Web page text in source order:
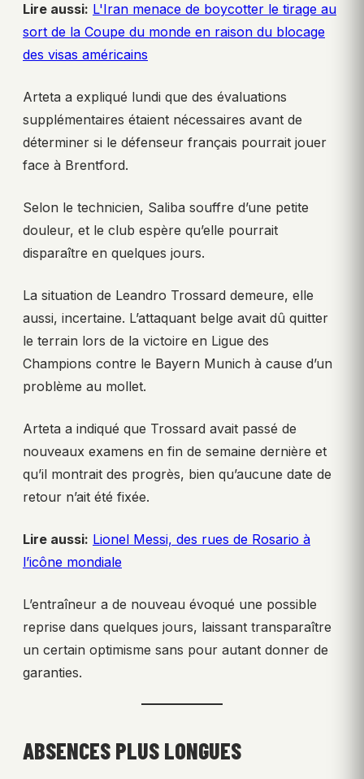
Lire aussi: L'Iran menace de boycotter le tirage au
sort de la Coupe du monde en raison du blocage
des visas américains
Arteta a expliqué lundi que des évaluations
supplémentaires étaient nécessaires avant de
déterminer si le défenseur français pourrait jouer
face à Brentford.
Selon le technicien, Saliba souffre d’une petite
douleur, et le club espère qu’elle pourrait
disparaître en quelques jours.
La situation de Leandro Trossard demeure, elle
aussi, incertaine. L’attaquant belge avait dû quitter
le terrain lors de la victoire en Ligue des
Champions contre le Bayern Munich à cause d’un
problème au mollet.
Arteta a indiqué que Trossard avait passé de
nouveaux examens en fin de semaine dernière et
qu’il montrait des progrès, bien qu’aucune date de
retour n’ait été fixée.
Lire aussi: Lionel Messi, des rues de Rosario à
l’icône mondiale
L’entraîneur a de nouveau évoqué une possible
reprise dans quelques jours, laissant transparaître
un certain optimisme sans pour autant donner de
garanties.
ABSENCES PLUS LONGUES